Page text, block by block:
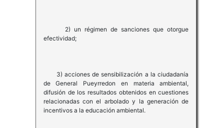
2) un régimen de sanciones que otorgue
efectividad;
3) acciones de sensibilización a la ciudadanía
de General Pueyrredon en materia ambiental,
difusión de los resultados obtenidos en cuestiones
relacionadas con el arbolado y la generación de
incentivos a la educación ambiental.